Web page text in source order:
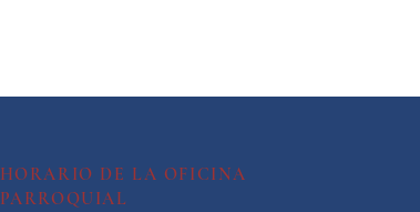
HORARIO DE LA OFICINA
PARROQUIAL